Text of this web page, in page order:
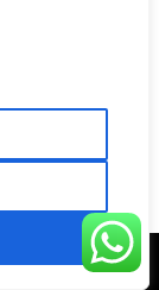
la secuencia
de forma
en el caso
de transporte
extrema.